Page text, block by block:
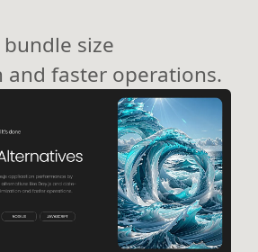
size
faster operations.